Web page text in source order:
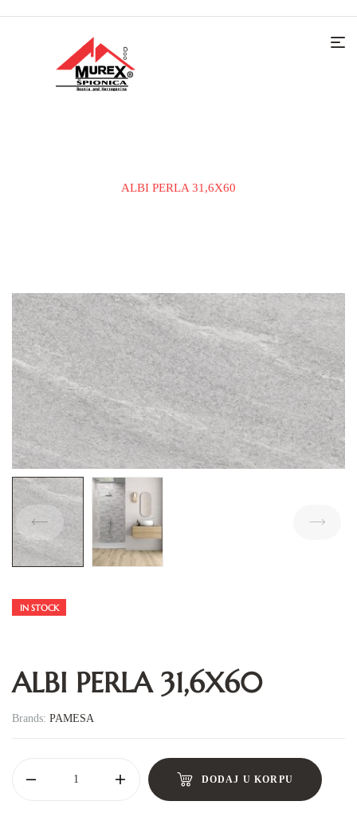
ALBI PERLA 31,6X60
IN STOCK
ALBI PERLA 31,6X60
Brands: PAMESA
DODAJ U KORPU